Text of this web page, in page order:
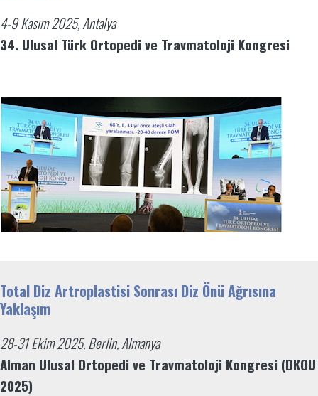
4-9 Kasım 2025, Antalya
34. Ulusal Türk Ortopedi ve Travmatoloji Kongresi
Total Diz Artroplastisi Sonrası Diz Önü Ağrısına
Yaklaşım
28-31 Ekim 2025, Berlin, Almanya
Alman Ulusal Ortopedi ve Travmatoloji Kongresi (DKOU
2025)